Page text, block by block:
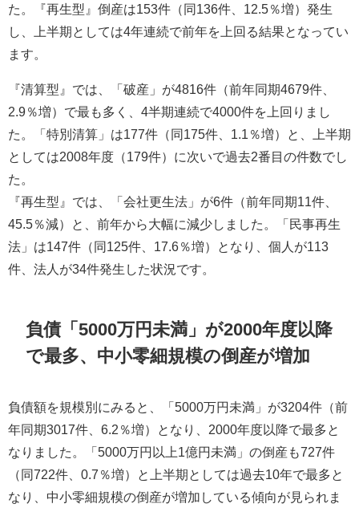
た。『再生型』倒産は153件（同136件、12.5％増）発生
し、上半期としては4年連続で前年を上回る結果となってい
ます。
『清算型』では、「破産」が4816件（前年同期4679件、
2.9％増）で最も多く、4半期連続で4000件を上回りまし
た。「特別清算」は177件（同175件、1.1％増）と、上半期
としては2008年度（179件）に次いで過去2番目の件数でし
た。
『再生型』では、「会社更生法」が6件（前年同期11件、
45.5％減）と、前年から大幅に減少しました。「民事再生
法」は147件（同125件、17.6％増）となり、個人が113
件、法人が34件発生した状況です。
負債「5000万円未満」が2000年度以降
で最多、中小零細規模の倒産が増加
負債額を規模別にみると、「5000万円未満」が3204件（前
年同期3017件、6.2％増）となり、2000年度以降で最多と
なりました。「5000万円以上1億円未満」の倒産も727件
（同722件、0.7％増）と上半期としては過去10年で最多と
なり、中小零細規模の倒産が増加している傾向が見られま